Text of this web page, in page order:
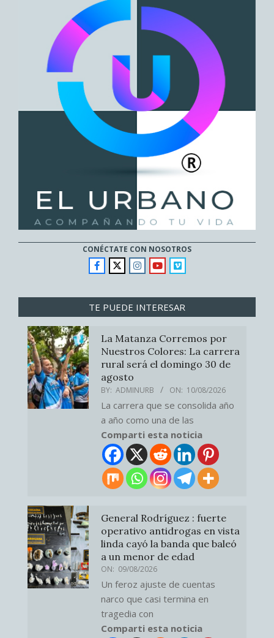
CONÉCTATE CON NOSOTROS
TE PUEDE INTERESAR
La Matanza Corremos por
Nuestros Colores: La carrera
rural será el domingo 30 de
agosto
BY: ADMINURB ON: 10/08/2026
La carrera que se consolida año
a año como una de las
Comparti esta noticia
General Rodríguez : fuerte
operativo antidrogas en vista
linda cayó la banda que baleó
a un menor de edad
ON: 09/08/2026
Un feroz ajuste de cuentas
narco que casi termina en
tragedia con
Comparti esta noticia